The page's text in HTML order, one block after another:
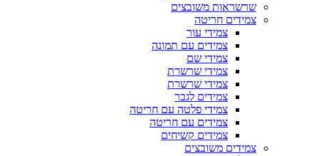
שרשראות משובצים
צמידים חריטה
צמידי עור
צמידים עם תמונה
צמידי שם
צמידי שרשרת
צמידי שרשרת
צמידים לגבר
צמידי פלטה עם חריטה
צמידים עם חריטה
צמידים קשיחים
צמידים משובצים